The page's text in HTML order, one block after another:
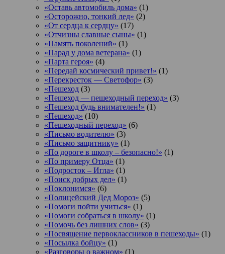
«Оставь автомобиль дома» (1)
«Осторожно, тонкий лед» (2)
«От сердца к сердцу» (17)
«Отчизны славные сыны» (1)
«Память поколений» (1)
«Парад у дома ветерана» (1)
«Парта героя» (4)
«Передай космический привет!» (1)
«Перекресток — Светофор» (3)
«Пешеход (3)
«Пешеход — пешеходный переход» (3)
«Пешеход будь внимателен!» (1)
«Пешеход» (10)
«Пешеходный переход» (6)
«Письмо водителю» (3)
«Письмо защитнику» (1)
«По дороге в школу – безопасно!» (1)
«По примеру Отца» (1)
«Подросток ‒ Игла» (1)
«Поиск добрых дел» (1)
«Поклонимся» (6)
«Полицейский Дед Мороз» (5)
«Помоги пойти учиться» (1)
«Помоги собраться в школу» (1)
«Помочь без лишних слов» (3)
«Посвящение первоклассников в пешеходы» (1)
«Посылка бойцу» (1)
«Разговоры о важном» (1)